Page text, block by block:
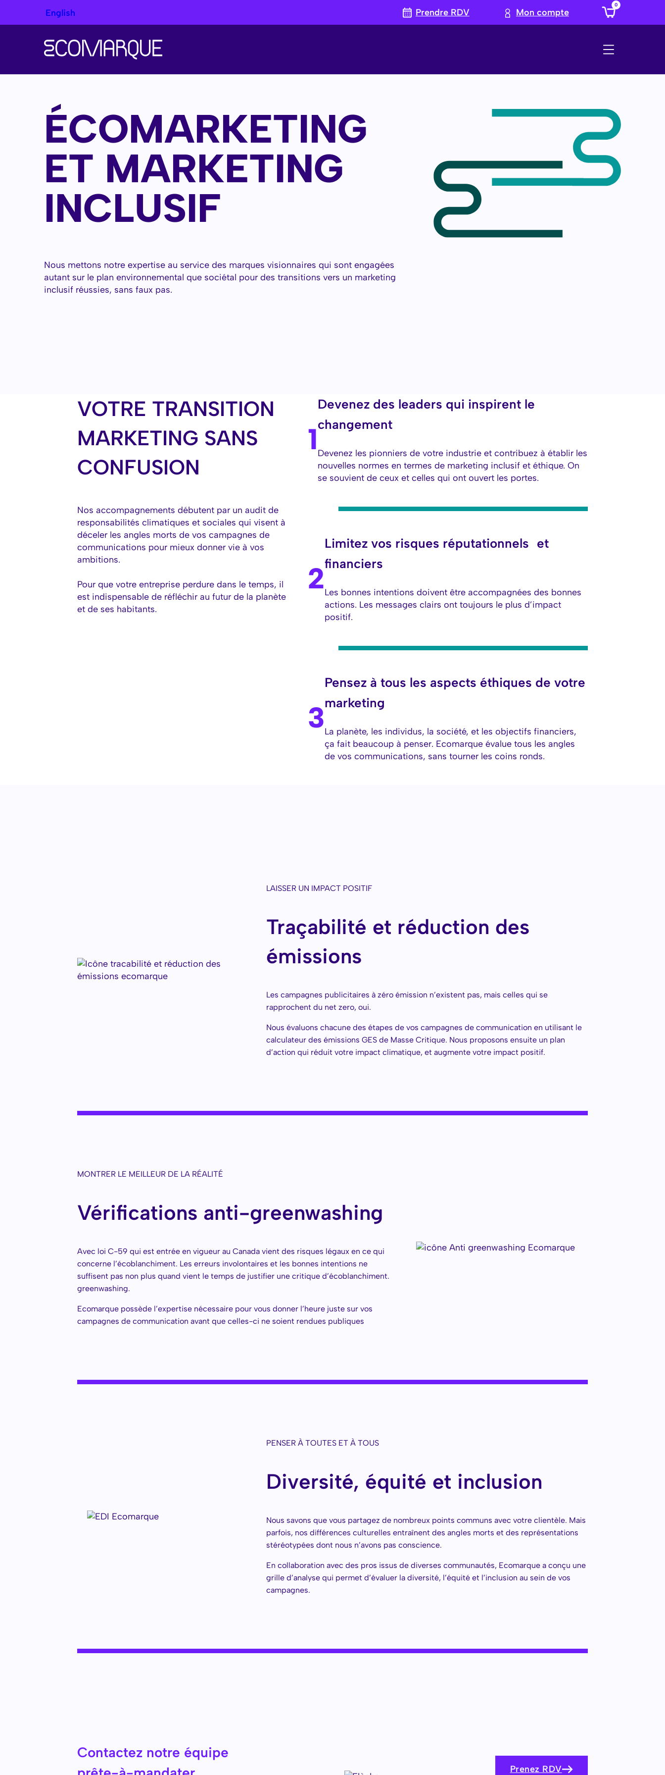
English Prendre RDV Mon compte
0
ÉCOMARKETING
ET MARKETING
INCLUSIF
Nous mettons notre expertise au service des marques visionnaires qui sont engagées
autant sur le plan environnemental que sociétal pour des transitions vers un marketing
inclusif réussies, sans faux pas.
VOTRE TRANSITION
MARKETING SANS
CONFUSION
Nos accompagnements débutent par un audit de
responsabilités climatiques et sociales qui visent à
déceler les angles morts de vos campagnes de
communications pour mieux donner vie à vos
ambitions.
Pour que votre entreprise perdure dans le temps, il
est indispensable de réfléchir au futur de la planète
et de ses habitants.
1
Devenez des leaders qui inspirent le
changement
Devenez les pionniers de votre industrie et contribuez à établir les
nouvelles normes en termes de marketing inclusif et éthique. On
se souvient de ceux et celles qui ont ouvert les portes.
2
Limitez vos risques réputationnels et
financiers
Les bonnes intentions doivent être accompagnées des bonnes
actions. Les messages clairs ont toujours le plus d’impact
positif.
3
Pensez à tous les aspects éthiques de votre
marketing
La planète, les individus, la société, et les objectifs financiers,
ça fait beaucoup à penser. Ecomarque évalue tous les angles
de vos communications, sans tourner les coins ronds.
LAISSER UN IMPACT POSITIF
Traçabilité et réduction des
émissions
Les campagnes publicitaires à zéro émission n’existent pas, mais celles qui se
rapprochent du net zero, oui.
Nous évaluons chacune des étapes de vos campagnes de communication en utilisant le
calculateur des émissions GES de Masse Critique. Nous proposons ensuite un plan
d’action qui réduit votre impact climatique, et augmente votre impact positif.
MONTRER LE MEILLEUR DE LA RÉALITÉ
Vérifications anti-greenwashing
Avec loi C-59 qui est entrée en vigueur au Canada vient des risques légaux en ce qui
concerne l’écoblanchiment. Les erreurs involontaires et les bonnes intentions ne
suffisent pas non plus quand vient le temps de justifier une critique d’écoblanchiment.
greenwashing.
Ecomarque possède l’expertise nécessaire pour vous donner l’heure juste sur vos
campagnes de communication avant que celles-ci ne soient rendues publiques
PENSER À TOUTES ET À TOUS
Diversité, équité et inclusion
Nous savons que vous partagez de nombreux points communs avec votre clientèle. Mais
parfois, nos différences culturelles entraînent des angles morts et des représentations
stéréotypées dont nous n’avons pas conscience.
En collaboration avec des pros issus de diverses communautés, Ecomarque a conçu une
grille d’analyse qui permet d’évaluer la diversité, l’équité et l’inclusion au sein de vos
campagnes.
Contactez notre équipe
Prenez RDV